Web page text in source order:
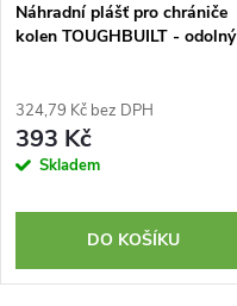
Náhradní plášť pro chrániče
kolen TOUGHBUILT - odolný
324,79 Kč bez DPH
393 Kč
Skladem
DO KOŠÍKU